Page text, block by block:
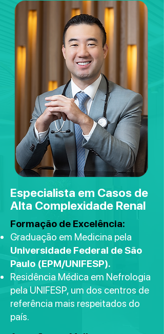
Especialista em Casos de
Alta Complexidade Renal
Formação de Excelência:
Graduação em Medicina pela
Universidade Federal deSão
Paulo (EPM/UNIFESP).
Residência Médica em Nefrologia
pela UNIFESP, um dos centros de
referência mais respeitados do
país.